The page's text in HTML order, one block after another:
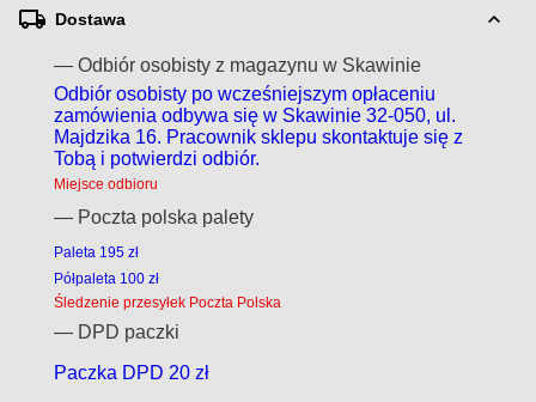
Dostawa
— Odbiór osobisty z magazynu w Skawinie
Odbiór osobisty po wcześniejszym opłaceniu
zamówienia odbywa się w Skawinie 32-050, ul.
Majdzika 16. Pracownik sklepu skontaktuje się z
Tobą i potwierdzi odbiór.
Miejsce odbioru
— Poczta polska palety
Paleta 195 zł
Półpaleta 100 zł
Śledzenie przesyłek Poczta Polska
— DPD paczki
Paczka DPD 20 zł